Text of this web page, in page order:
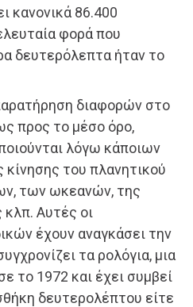
κανονικά 86.400
φορά που
δευτερόλεπτα ήταν το
διαφορών στο
προς το μέσο όρο,
λόγω κάποιων
του πλανητικού
των ωκεανών, της
κλπ. Αυτές οι
έχουν αναγκάσει την
τα ρολόγια, μια
το 1972 και έχει συμβεί
δευτερολέπτου είτε